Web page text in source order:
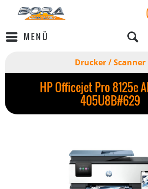
MENÜ
Drucker / Scanner
HP Officejet Pro 8125e
405U8B#629